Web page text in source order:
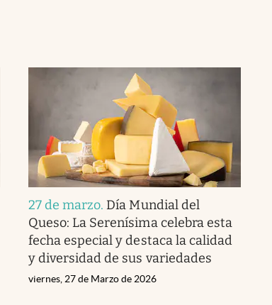
27 de marzo. Día Mundial del
Queso: La Serenísima celebra esta
fecha especial y destaca la calidad
y diversidad de sus variedades
viernes, 27 de Marzo de 2026